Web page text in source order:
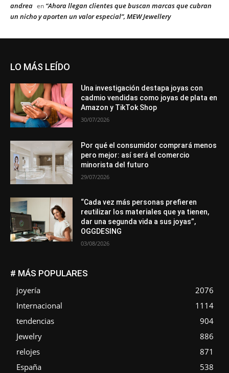
andrea en “Ahora llegan clientes que buscan marcas que cubran
un nicho y aporten un valor especial”, MEW Jewellery
LO MÁS LEÍDO
Una investigación destapa joyas con
cadmio vendidas como joyas de plata en
Amazon y TikTok Shop
30/07/2026
Por qué el consumidor comprará menos
pero mejor: así será el comercio
minorista del futuro
29/07/2026
“Cada vez más personas prefieren
reutilizar los materiales que ya tienen,
dar una segunda vida a sus joyas”,
OGGDESING
03/08/2026
# MÁS POPULARES
joyería
2076
Internacional
1114
tendencias
904
Jewelry
886
relojes
871
España
538